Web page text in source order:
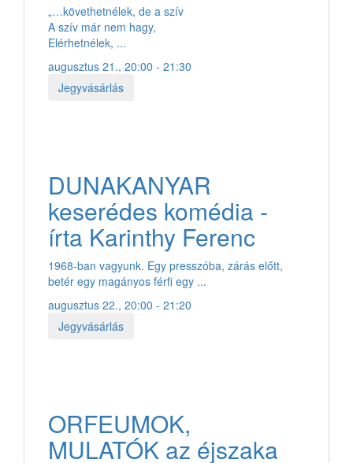
„…követhetnélek, de a szív
A szív már nem hagy,
Elérhetnélek, ...
augusztus 21., 20:00 - 21:30
Jegyvásárlás
DUNAKANYAR
keserédes komédia -
írta Karinthy Ferenc
1968-ban vagyunk. Egy presszóba, zárás előtt,
betér egy magányos férfi egy ...
augusztus 22., 20:00 - 21:20
Jegyvásárlás
ORFEUMOK,
MULATÓK az éjszaka